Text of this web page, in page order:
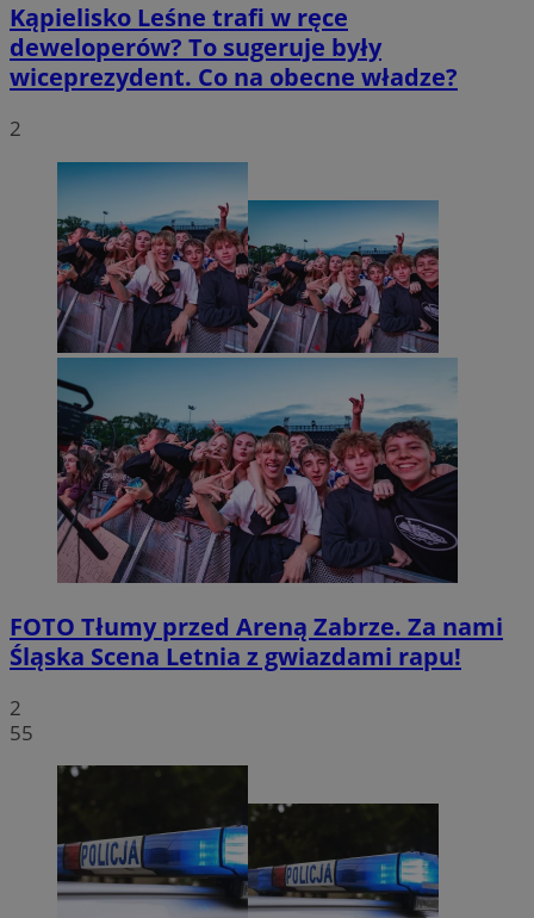
Kąpielisko Leśne trafi w ręce
deweloperów? To sugeruje były
wiceprezydent. Co na obecne władze?
2
FOTO Tłumy przed Areną Zabrze. Za nami
Śląska Scena Letnia z gwiazdami rapu!
2
55